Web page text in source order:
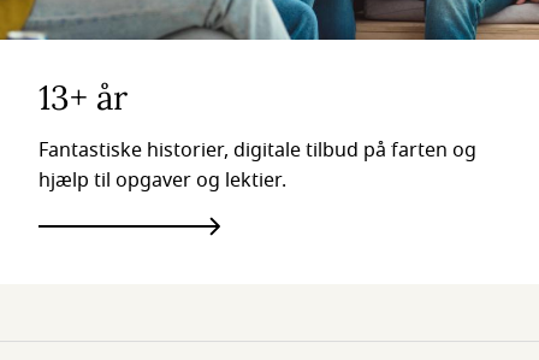
13+ år
Fantastiske historier, digitale tilbud på farten og
hjælp til opgaver og lektier.